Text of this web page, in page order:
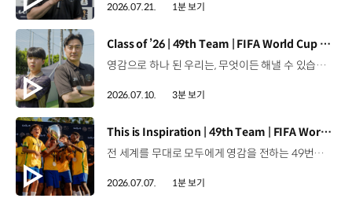
2026.07.21. 1분 보기
[동영상]
Class of ’26 | 49th Team | FIFA World Cup 2026™
영감으로 하나 된 우리는, 무엇이든 해낼 수 있습니다.세계 곳곳에서 모인 2026년의 주인공들이 FIFA 월드컵™ 오피셜 매치볼 캐리어로 꿈의 무대에 섰습니다. 자세히 보기 ▶ #Kia #InspirationConnectsUsAll #49thTeam #OMBC #FIFAWorldCup2026 유튜브 쇼츠 보기 >
2026.07.10. 3분 보기
[동영상]
This is Inspiration | 49th Team | FIFA World Cup 2026™
전 세계를 무대로 모두에게 영감을 전하는 49번째 팀.FIFA 월드컵 2026™을 향한 여정 속, 이제 사람들의 시선은 이 어린 스타들에게 향합니다. 자세히 보기 ▶ #Kia #InspirationConnectsUsAll #49thTeam #OMBC #FIFAWorldCup2026 유튜브 쇼츠 보기 >
2026.07.07. 1분 보기